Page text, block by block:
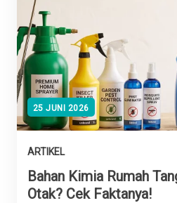
25 JUNI 2026
ARTIKEL
Bahan Kimia Rumah
Otak? Cek Faktanya!